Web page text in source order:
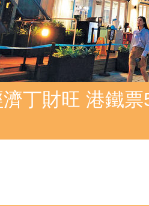
丁財旺 港鐵